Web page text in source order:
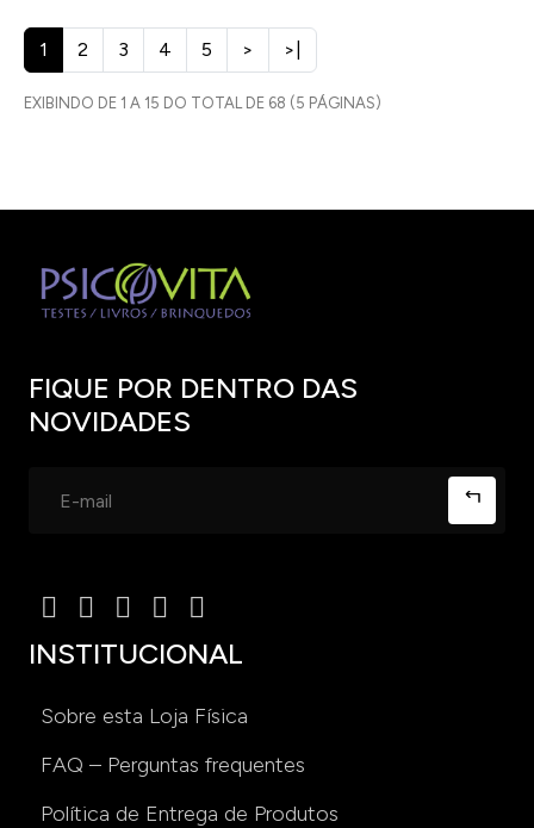
1 2 3 4 5 > >|
EXIBINDO DE 1 A 15 DO TOTAL DE 68 (5 PÁGINAS)
FIQUE POR DENTRO DAS
NOVIDADES
INSTITUCIONAL
Sobre esta Loja Física
FAQ – Perguntas frequentes
Política de Entrega de Produtos